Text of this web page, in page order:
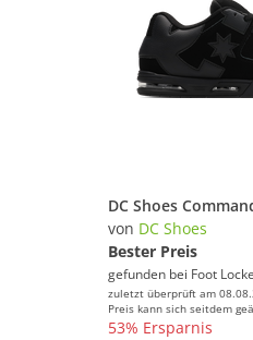
von DC Shoes
Bester Preis
gefunden bei Foot
zuletzt überprüft am
Preis kann sich seitdem
53% Ersparnis